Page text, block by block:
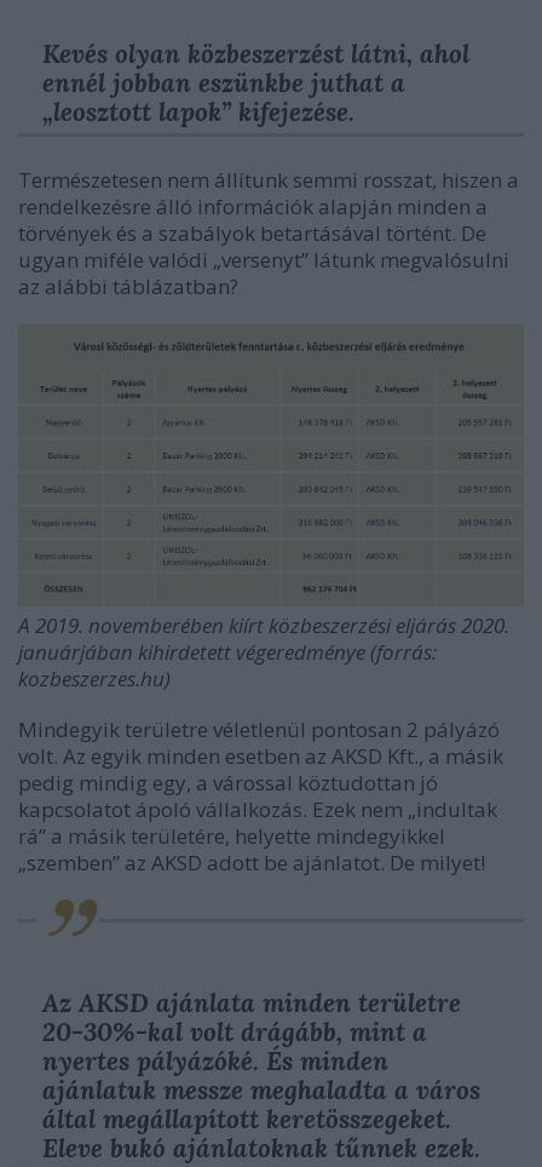
Kevés olyan közbeszerzést látni, ahol
ennél jobban eszünkbe juthat a
„leosztott lapok” kifejezése.
Természetesen nem állítunk semmi rosszat, hiszen a
rendelkezésre álló információk alapján minden a
törvények és a szabályok betartásával történt. De
ugyan miféle valódi „versenyt” látunk megvalósulni
az alábbi táblázatban?
A 2019. novemberében kiírt közbeszerzési eljárás 2020.
januárjában kihirdetett végeredménye (forrás:
kozbeszerzes.hu)
Mindegyik területre véletlenül pontosan 2 pályázó
volt. Az egyik minden esetben az AKSD Kft., a másik
pedig mindig egy, a várossal köztudottan jó
kapcsolatot ápoló vállalkozás. Ezek nem „indultak
rá” a másik területére, helyette mindegyikkel
„szemben” az AKSD adott be ajánlatot. De milyet!
Az AKSD ajánlata minden területre
20-30%-kal volt drágább, mint a
nyertes pályázóké. És minden
ajánlatuk messze meghaladta a város
által megállapított keretösszegeket.
Eleve bukó ajánlatoknak tűnnek ezek.